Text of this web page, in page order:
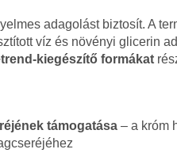
adagolást biztosít. A
víz és növényi glicerin
kiegészítő formákat
támogatása – a króm